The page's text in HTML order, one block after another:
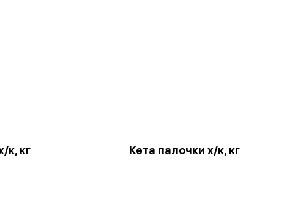
к, кг Кета палочки х/к, кг